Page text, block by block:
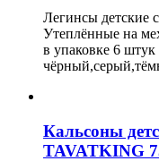
девочек
утеплённые
на
меху
77
Легинсы детские
Утеплённые на
в упаковке 6 штук
Кальсоны
TAVATKING